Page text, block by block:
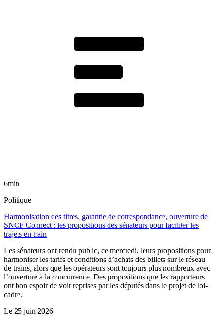
6min
Politique
Harmonisation des titres, garantie de correspondance, ouverture de
SNCF Connect : les propositions des sénateurs pour faciliter les
trajets en train
Les sénateurs ont rendu public, ce mercredi, leurs propositions pour
harmoniser les tarifs et conditions d’achats des billets sur le réseau
de trains, alors que les opérateurs sont toujours plus nombreux avec
l’ouverture à la concurrence. Des propositions que les rapporteurs
ont bon espoir de voir reprises par les députés dans le projet de loi-
cadre.
Le 25 juin 2026